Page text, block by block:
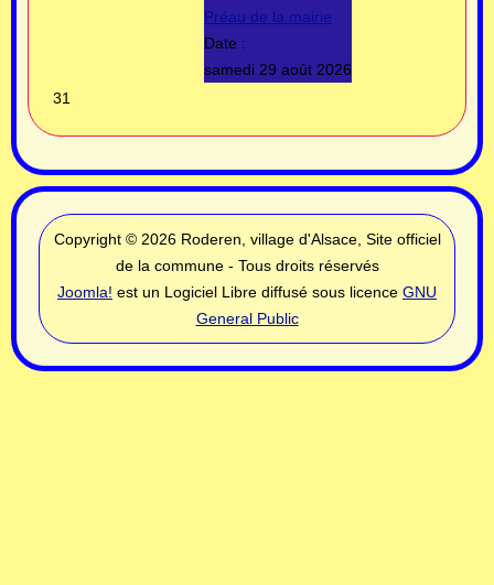
Préau de la mairie
Date :
samedi 29 août 2026
31
Copyright © 2026 Roderen, village d'Alsace, Site officiel
de la commune - Tous droits réservés
Joomla! est un Logiciel Libre diffusé sous licence GNU
General Public